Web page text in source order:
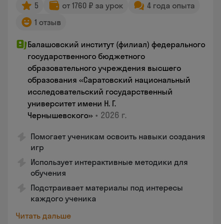
5 от 1760 ₽ за урок
4 года опыта
1 отзыв
Балашовский институт (филиал) федерального
государственного бюджетного
образовательного учреждения высшего
образования «Саратовский национальный
исследовательский государственный
университет имени Н. Г.
Чернышевского» • 2026 г.
Помогает ученикам освоить навыки создания
игр
Использует интерактивные методики для
обучения
Подстраивает материалы под интересы
каждого ученика
Читать дальше